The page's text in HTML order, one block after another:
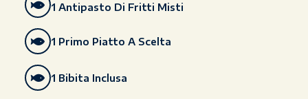
1 Antipasto Di Fritti Misti
1 Primo Piatto A Scelta
1 Bibita Inclusa